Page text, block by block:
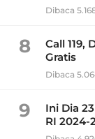
Dibaca
8
Call 119,
Gratis
Dibaca
9
Ini Dia
RI 2024-